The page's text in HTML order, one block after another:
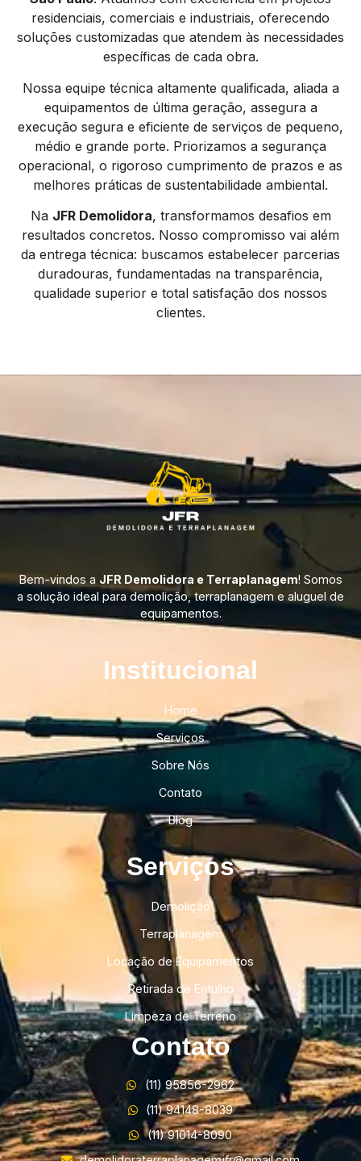
residenciais, comerciais e industriais, oferecendo
soluções customizadas que atendem às necessidades
específicas de cada obra.
Nossa equipe técnica altamente qualificada, aliada a
equipamentos de última geração, assegura a
execução segura e eficiente de serviços de pequeno,
médio e grande porte. Priorizamos a segurança
operacional, o rigoroso cumprimento de prazos e as
melhores práticas de sustentabilidade ambiental.
Na JFR Demolidora, transformamos desafios em
resultados concretos. Nosso compromisso vai além
da entrega técnica: buscamos estabelecer parcerias
duradouras, fundamentadas na transparência,
qualidade superior e total satisfação dos nossos
clientes.
Bem-vindos a JFR Demolidora e Terraplanagem! Somos
a solução ideal para demolição, terraplanagem e aluguel de
equipamentos.
Institucional​
Home
Serviços
Sobre Nós
Contato
Blog
Serviços
Demolição
Terraplanagem
Locação de Equipamentos
Retirada de Entulho
Limpeza de Terreno
Contato
(11) 95856-2962
(11) 94148-8039
(11) 91014-8090